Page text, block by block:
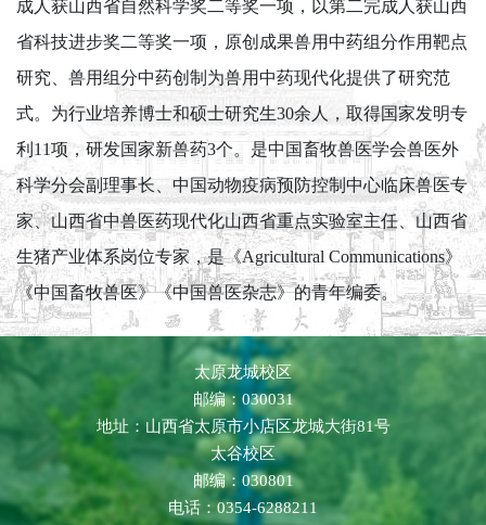
成人获山西省自然科学奖二等奖一项，以第二完成人获山西
省科技进步奖二等奖一项，原创成果兽用中药组分作用靶点
研究、兽用组分中药创制为兽用中药现代化提供了研究范
式。为行业培养博士和硕士研究生30余人，取得国家发明专
利11项，研发国家新兽药3个。是中国畜牧兽医学会兽医外
科学分会副理事长、中国动物疫病预防控制中心临床兽医专
家、山西省中兽医药现代化山西省重点实验室主任、山西省
生猪产业体系岗位专家，是《Agricultural Communications》
《中国畜牧兽医》《中国兽医杂志》的青年编委。
太原龙城校区
邮编：030031
地址：山西省太原市小店区龙城大街81号
太谷校区
邮编：030801
电话：0354-6288211